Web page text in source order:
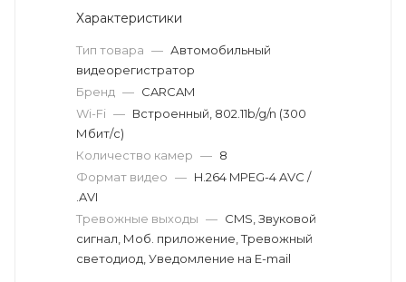
Характеристики
Тип товара — Автомобильный
видеорегистратор
Бренд — CARCAM
Wi-Fi — Встроенный, 802.11b/g/n (300
Мбит/с)
Количество камер — 8
Формат видео — H.264 MPEG-4 AVC /
.AVI
Тревожные выходы — CMS, Звуковой
сигнал, Моб. приложение, Тревожный
светодиод, Уведомление на E-mail